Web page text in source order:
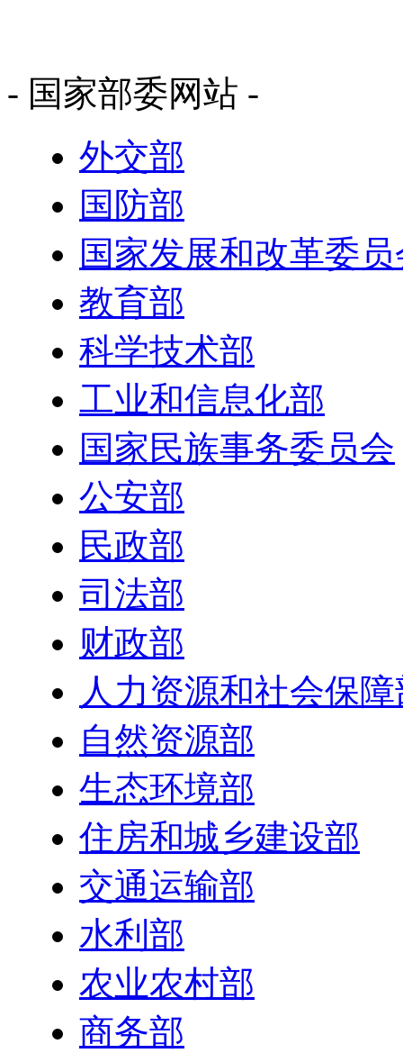
- 国家部委网站 -
外交部
国防部
国家发展和改革委
教育部
科学技术部
工业和信息化部
国家民族事务委员会
公安部
民政部
司法部
财政部
人力资源和社会保
自然资源部
生态环境部
住房和城乡建设部
交通运输部
水利部
农业农村部
商务部